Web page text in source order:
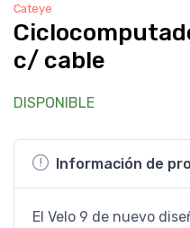
Cateye
c/ cable
DISPONIBLE
Información de
El Velo 9 de nuevo